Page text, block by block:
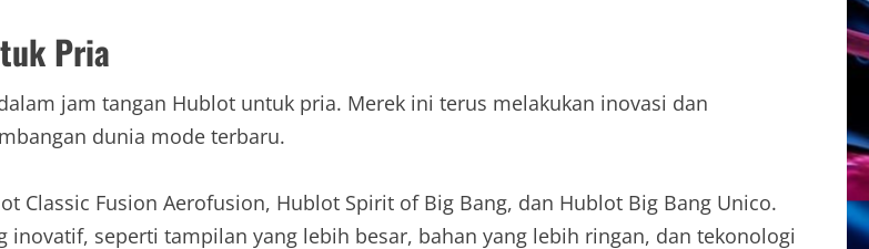
Pria
jam tangan Hublot untuk pria. Merek ini terus melakukan inovasi dan
dunia mode terbaru.
Fusion Aerofusion, Hublot Spirit of Big Bang, dan Hublot Big Bang Unico.
seperti tampilan yang lebih besar, bahan yang lebih ringan, dan tekonologi